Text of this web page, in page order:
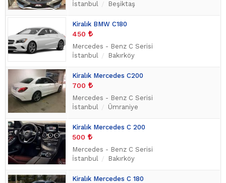
İstanbul
Beşiktaş
Kiralık BMW C180
450
Mercedes - Benz C Serisi
İstanbul
Bakırköy
Kiralık Mercedes C200
700
Mercedes - Benz C Serisi
İstanbul
Ümraniye
Kiralık Mercedes C 200
500
Mercedes - Benz C Serisi
İstanbul
Bakırköy
Kiralık Mercedes C 180